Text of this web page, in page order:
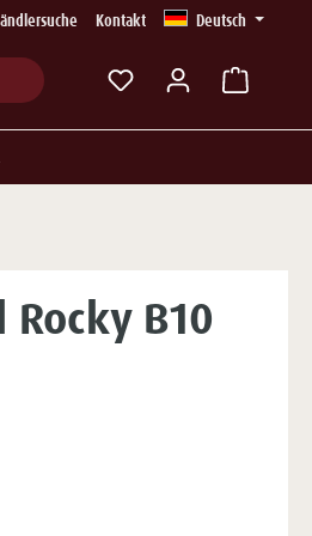
Kontakt Deutsch
Du hast 0 Produkte
B10